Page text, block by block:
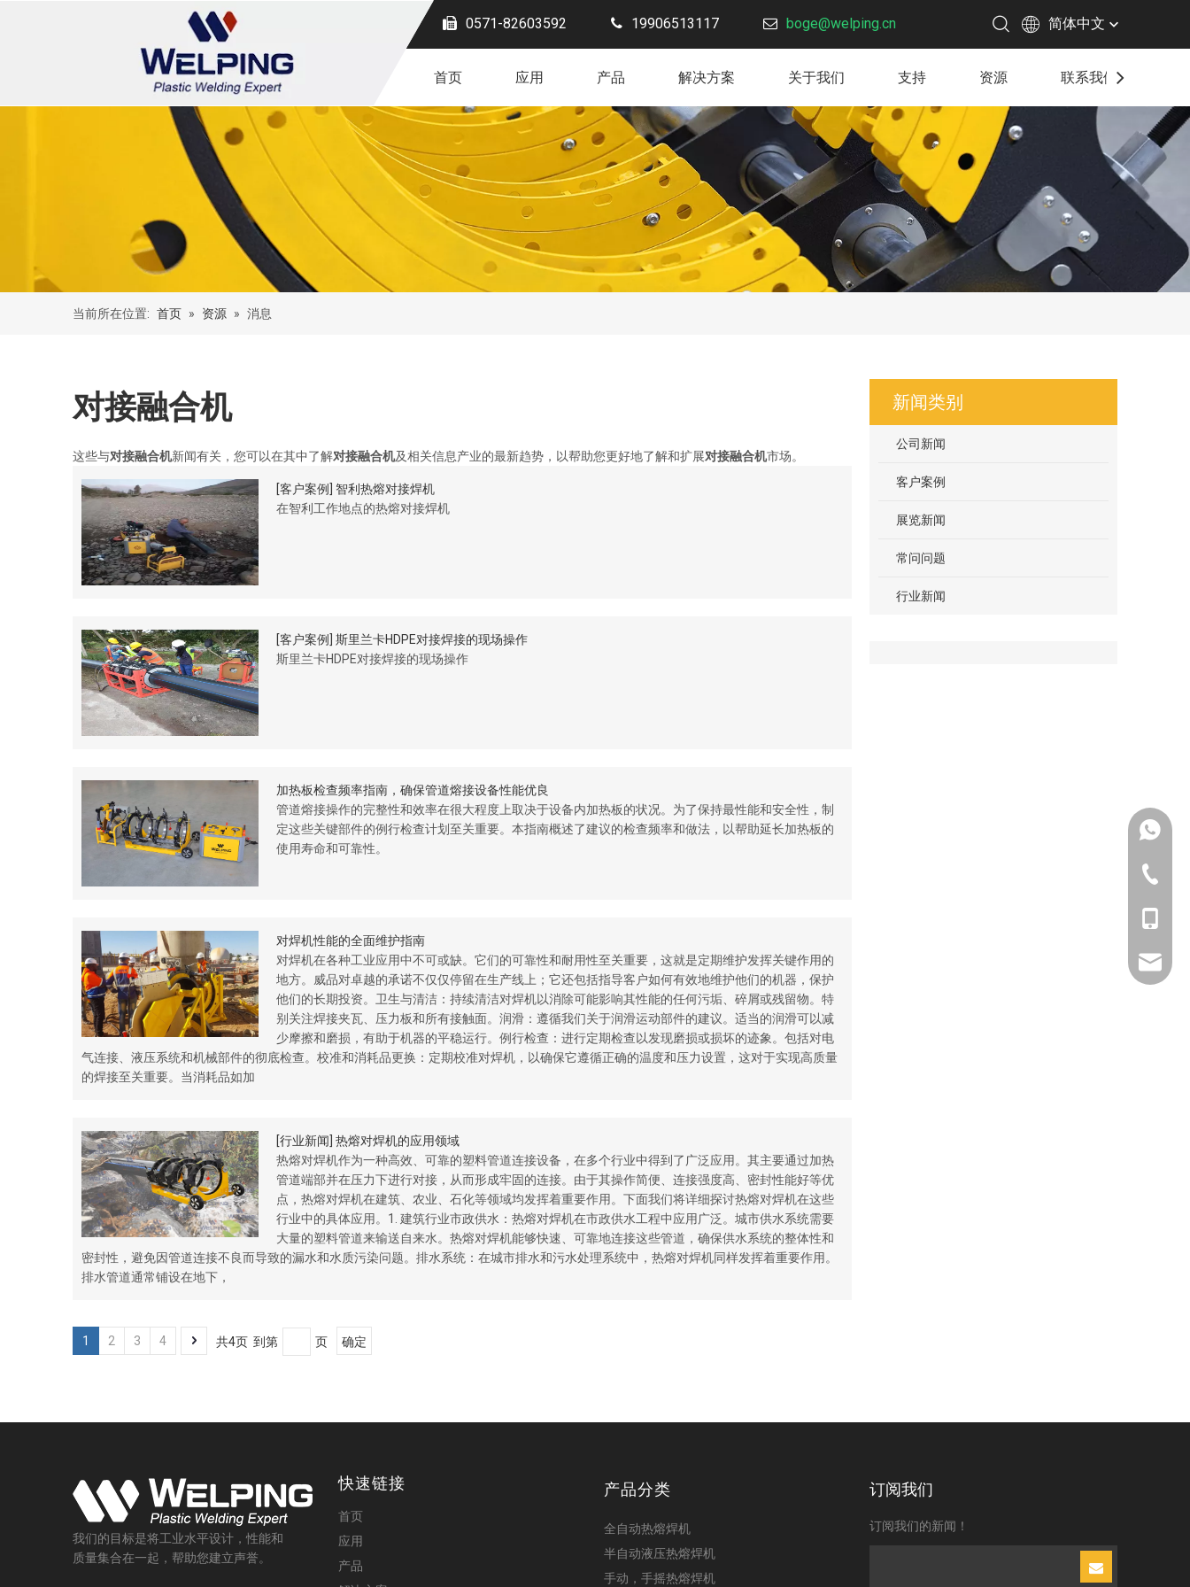
0571-82603592 19906513117 boge@welping.cn 简体中文
首页 应用 产品 解决方案 关于我们 支持 资源 联系我们
当前所在位置: 首页 » 资源 » 消息
对接融合机
这些与对接融合机新闻有关，您可以在其中了解对接融合机及相关信息产业的最新趋势，以帮助您更好地了解和扩展对接融合机市场。
[客户案例
智利热熔对接焊机
在智利工作地点的热熔对接焊机
[客户案例
斯里兰卡HDPE对接焊接的现场操作
斯里兰卡HDPE对接焊接的现场操作
加热板检查频率指南，确保管道熔接设备性能优良
管道熔接操作的完整性和效率在很大程度上取决于设备内加热板的状况。为了保持最性能和安全性，制
定这些关键部件的例行检查计划至关重要。本指南概述了建议的检查频率和做法，以帮助延长加热板的
使用寿命和可靠性。
对焊机性能的全面维护指南
对焊机在各种工业应用中不可或缺。它们的可靠性和耐用性至关重要，这就是定期维护发挥关键作用的
地方。威品对卓越的承诺不仅仅停留在生产线上；它还包括指导客户如何有效地维护他们的机器，保护
他们的长期投资。卫生与清洁：持续清洁对焊机以消除可能影响其性能的任何污垢、碎屑或残留物。特
别关注焊接夹瓦、压力板和所有接触面。润滑：遵循我们关于润滑运动部件的建议。适当的润滑可以减
少摩擦和磨损，有助于机器的平稳运行。例行检查：进行定期检查以发现磨损或损坏的迹象。包括对电
气连接、液压系统和机械部件的彻底检查。校准和消耗品更换：定期校准对焊机，以确保它遵循正确的温度和压力设置，这对于实现高质量
的焊接至关重要。当消耗品如加
[行业新闻 热熔对焊机的应用领域
热熔对焊机作为一种高效、可靠的塑料管道连接设备，在多个行业中得到了广泛应用。其主要通过加热
管道端部并在压力下进行对接，从而形成牢固的连接。由于其操作简便、连接强度高、密封性能好等优
点，热熔对焊机在建筑、农业、石化等领域均发挥着重要作用。下面我们将详细探讨热熔对焊机在这些
行业中的具体应用。1. 建筑行业市政供水：热熔对焊机在市政供水工程中应用广泛。城市供水系统需要
大量的塑料管道来输送自来水。热熔对焊机能够快速、可靠地连接这些管道，确保供水系统的整体性和
密封性，避免因管道连接不良而导致的漏水和水质污染问题。排水系统：在城市排水和污水处理系统中，热熔对焊机同样发挥着重要作用。
排水管道通常铺设在地下，
1 2 3 4 共4页 到第 页 确定
新闻类别
公司新闻
客户案例
展览新闻
常问问题
行业新闻
我们的目标是将工业水平设计，性能和
质量集合在一起，帮助您建立声誉。
快速链接
首页
应用
产品
产品分类
全自动热熔焊机
半自动液压热熔焊机
手动，手摇热熔焊机
0571-
订阅我们
订阅我们的新闻！